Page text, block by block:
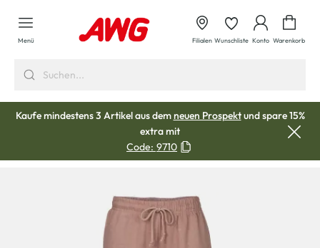
springen
Menü Filialen Wunschliste Konto Warenkorb
Kaufe mindestens 3 Artikel aus demneuen Prospektund spare 15%
extra mit
Code: 9710